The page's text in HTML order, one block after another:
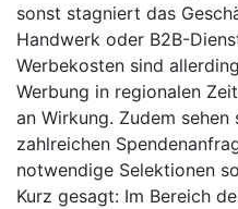
sonst stagniert das
Handwerk oder B2B-
Werbekosten sind
Werbung in regionalen
an Wirkung. Zudem
zahlreichen
notwendige Selektionen
Kurz gesagt: Im Bereich